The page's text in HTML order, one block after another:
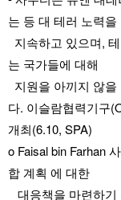
는 등 대 테러 노력을
는 국가들에 대해
지원을 아끼지 않
다. 이슬람협력기구
개최(6.10, SPA)
o Faisal bin Farhan
합 계획 에 대한